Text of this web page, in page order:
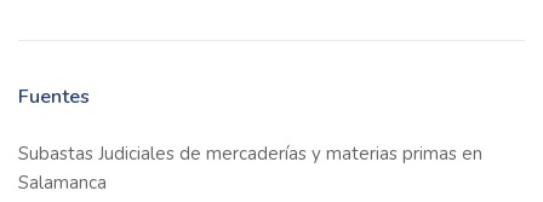
Fuentes
Subastas Judiciales de mercaderías y materias primas en
Salamanca